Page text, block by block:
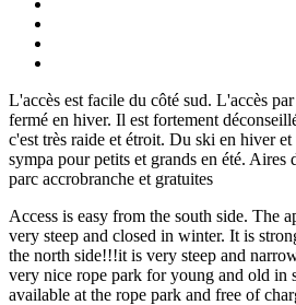
L'accès est facile du côté sud. L'accès
fermé en hiver. Il est fortement
c'est très raide et étroit. Du ski en hiver
sympa pour petits et grands en été. Aires
parc accrobranche et gratuites
Access is easy from the south side. The
very steep and closed in winter. It is
the north side!!!it is very steep and
very nice rope park for young and old in
available at the rope park and free of